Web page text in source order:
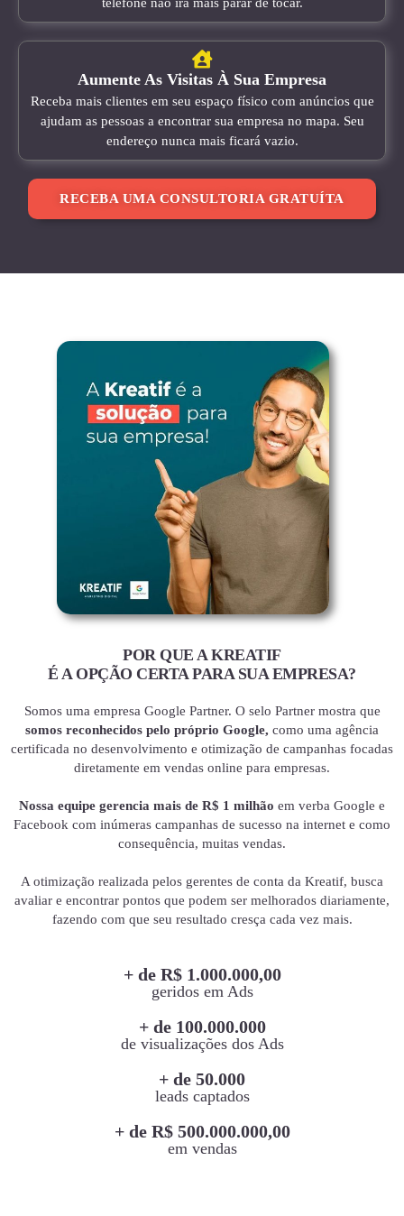
telefone não irá mais parar de tocar.
Aumente As Visitas À Sua Empresa
Receba mais clientes em seu espaço físico com anúncios que
ajudam as pessoas a encontrar sua empresa no mapa. Seu
endereço nunca mais ficará vazio.
RECEBA UMA CONSULTORIA GRATUÍTA
POR QUE A KREATIF
É A OPÇÃO CERTA PARA SUA EMPRESA?
Somos uma empresa Google Partner. O selo Partner mostra que
somos reconhecidos pelo próprio Google, como uma agência
certificada no desenvolvimento e otimização de campanhas focadas
diretamente em vendas online para empresas.
Nossa equipe gerencia mais de R$ 1 milhão em verba Google e
Facebook com inúmeras campanhas de sucesso na internet e como
consequência, muitas vendas.
A otimização realizada pelos gerentes de conta da Kreatif, busca
avaliar e encontrar pontos que podem ser melhorados diariamente,
fazendo com que seu resultado cresça cada vez mais.
+ de R$ 1.000.000,00
geridos em Ads
+ de 100.000.000
de visualizações dos Ads
+ de 50.000
leads captados
+ de R$ 500.000.000,00
em vendas